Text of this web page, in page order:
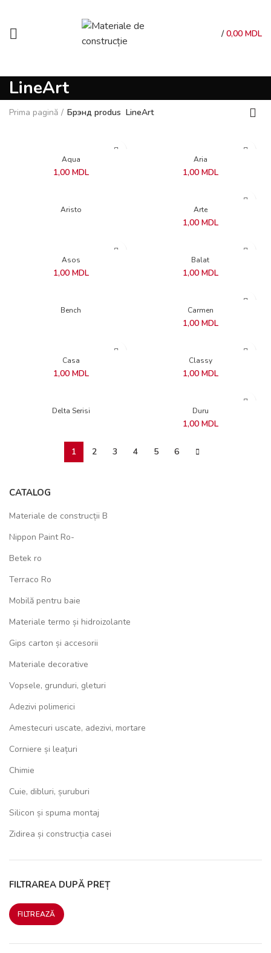
/ 0,00 MDL
LineArt
CATALOG
Materiale de construcții B
Nippon Paint Ro-
Betek ro
Terraco Ro
Mobilă pentru baie
Materiale termo și hidroizolante
Gips carton și accesorii
Materiale decorative
Vopsele, grunduri, gleturi
Adezivi polimerici
Amestecuri uscate, adezivi, mortare
Corniere și leațuri
Chimie
Cuie, dibluri, șuruburi
Silicon și spuma montaj
Zidirea și construcția casei
FILTRAREA DUPĂ PREȚ
Preț
Preț
FILTREAZĂ
Prima pagină Брэнд produs LineArt
Aqua
1,00 MDL
Aria
1,00 MDL
Aristo Arte
1,00 MDL
Asos
1,00 MDL
Balat
1,00 MDL
Bench Carmen
1,00 MDL
Casa
1,00 MDL
Classy
1,00 MDL
Delta Serisi Duru
1,00 MDL
1 2 3 4 5 6